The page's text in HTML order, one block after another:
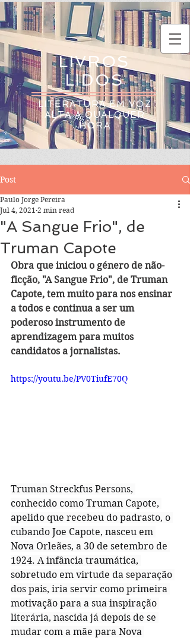
LIVROS
LIDOS
LITERATURA EM VOZ
ALTA A QUALQUER
HORA
Post
"A Sangue Frio", de
Truman Capote
Paulo Jorge Pereira
Jul 4, 2021 2 min read
Obra que iniciou o género de não-
ficção, "A Sangue Frio", de Truman
Capote, tem muito para nos ensinar
a todos e continua a ser um
poderoso instrumento de
aprendizagem para muitos
candidatos a jornalistas.
https://youtu.be/PV0TiufE70Q
Truman Streckfus Persons,
conhecido como Truman Capote,
apelido que recebeu do padrasto, o
cubando Joe Capote, nasceu em
Nova Orleães, a 30 de setembro de
1924. A infância traumática,
sobretudo em virtude da separação
dos pais, iria servir como primeira
motivação para a sua inspiração
literária, nascida já depois de se
mudar com a mãe para Nova